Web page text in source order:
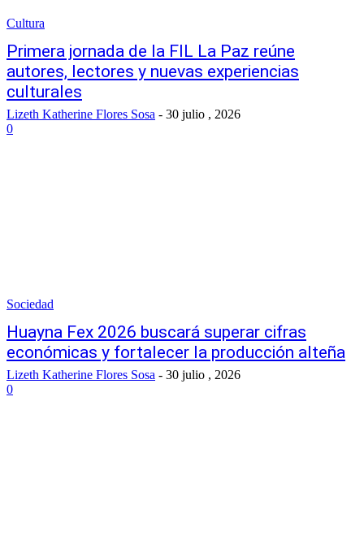
Cultura
Primera jornada de la FIL La Paz reúne
autores, lectores y nuevas experiencias
culturales
Lizeth Katherine Flores Sosa - 30 julio , 2026
0
Sociedad
Huayna Fex 2026 buscará superar cifras
económicas y fortalecer la producción alteña
Lizeth Katherine Flores Sosa - 30 julio , 2026
0